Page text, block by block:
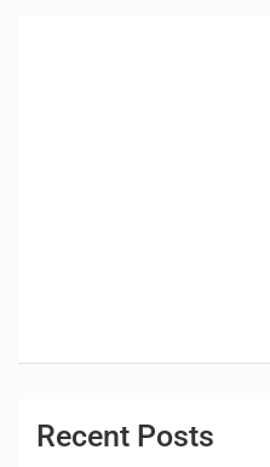
Recent Posts